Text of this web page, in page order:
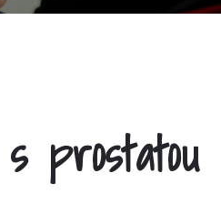
prostatou